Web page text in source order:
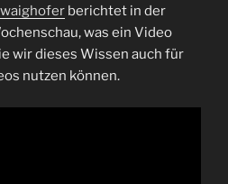
berichtet in der
was ein Video
wir dieses Wissen auch für
nutzen können.